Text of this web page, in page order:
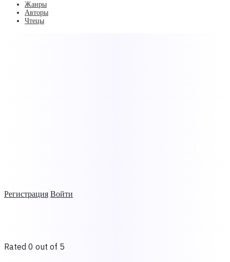
Регистрация Войти
Жанры
Авторы
Чтецы
Rated 0 out of 5